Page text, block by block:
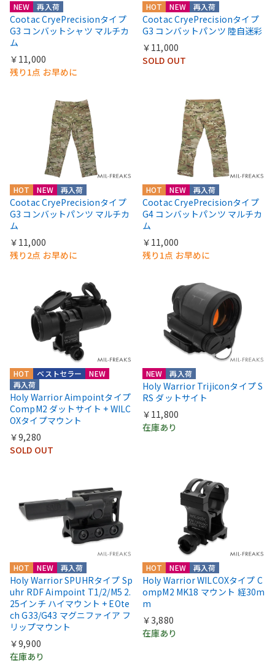
NEW 再入荷
Cootac CryePrecisionタイプ
G3 コンバットシャツ マルチカ
ム
￥11,000
残り1点 お早めに
HOT NEW 再入荷
Cootac CryePrecisionタイプ
G3 コンバットパンツ 陸自迷彩
￥11,000
SOLD OUT
HOT NEW 再入荷
Cootac CryePrecisionタイプ
G3 コンバットパンツ マルチカ
ム
￥11,000
残り2点 お早めに
HOT NEW 再入荷
Cootac CryePrecisionタイプ
G4 コンバットパンツ マルチカ
ム
￥11,000
残り1点 お早めに
HOT
NEW
再入荷
ベストセラー
Holy Warrior Aimpointタイプ
CompM2 ダットサイト + WILC
OXタイプマウント
￥9,280
SOLD OUT
NEW 再入荷
Holy Warrior Trijiconタイプ S
RS ダットサイト
￥11,800
在庫あり
HOT NEW 再入荷
Holy Warrior SPUHRタイプ Sp
uhr RDF Aimpoint T1/2/M5 2.
25インチ ハイマウント + EOte
ch G33/G43 マグニファイア フ
リップマウント
￥9,900
在庫あり
HOT NEW 再入荷
Holy Warrior WILCOXタイプ C
ompM2 MK18 マウント 経30m
m
￥3,880
在庫あり